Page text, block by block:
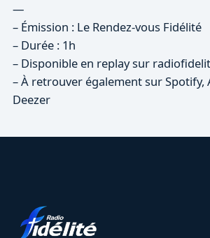
—
– Émission : Le Rendez-vous Fidélité
– Durée : 1h
– Disponible en replay sur
– À retrouver également sur Spotify,
Deezer